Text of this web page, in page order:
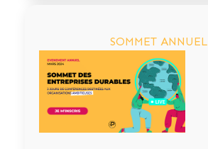
SOMMET ANNUEL